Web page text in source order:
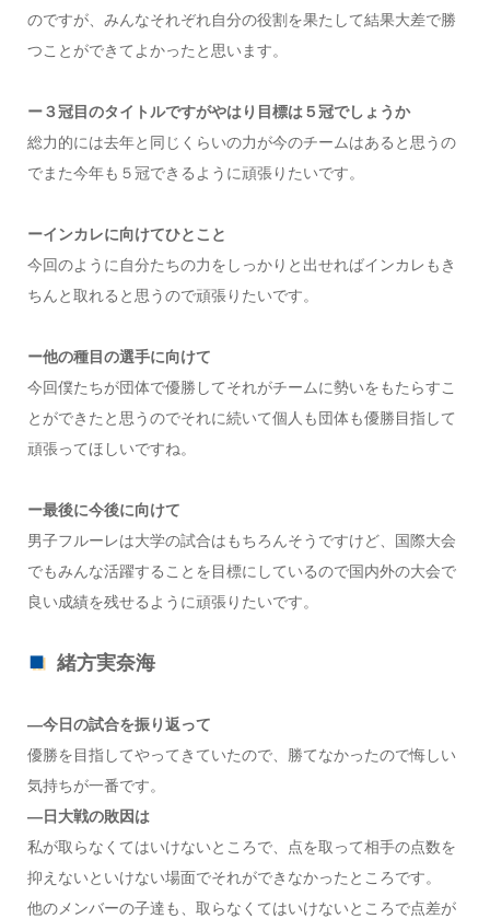
のですが、みんなそれぞれ自分の役割を果たして結果大差で勝
つことができてよかったと思います。
ー３冠目のタイトルですがやはり目標は５冠でしょうか
総力的には去年と同じくらいの力が今のチームはあると思うの
でまた今年も５冠できるように頑張りたいです。
ーインカレに向けてひとこと
今回のように自分たちの力をしっかりと出せればインカレもき
ちんと取れると思うので頑張りたいです。
ー他の種目の選手に向けて
今回僕たちが団体で優勝してそれがチームに勢いをもたらすこ
とができたと思うのでそれに続いて個人も団体も優勝目指して
頑張ってほしいですね。
ー最後に今後に向けて
男子フルーレは大学の試合はもちろんそうですけど、国際大会
でもみんな活躍することを目標にしているので国内外の大会で
良い成績を残せるように頑張りたいです。
緒方実奈海
—今日の試合を振り返って
優勝を目指してやってきていたので、勝てなかったので悔しい
気持ちが一番です。
—日大戦の敗因は
私が取らなくてはいけないところで、点を取って相手の点数を
抑えないといけない場面でそれができなかったところです。
他のメンバーの子達も、取らなくてはいけないところで点差が